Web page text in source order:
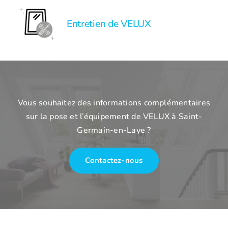
Entretien de VELUX
Vous souhaitez des informations complémentaires
sur la pose et l’équipement de VELUX à Saint-
Germain-en-Laye ?
Contactez-nous